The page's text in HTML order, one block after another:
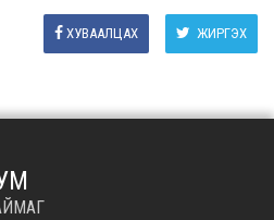
ЖИРГЭХ
ХУВААЛЦАХ